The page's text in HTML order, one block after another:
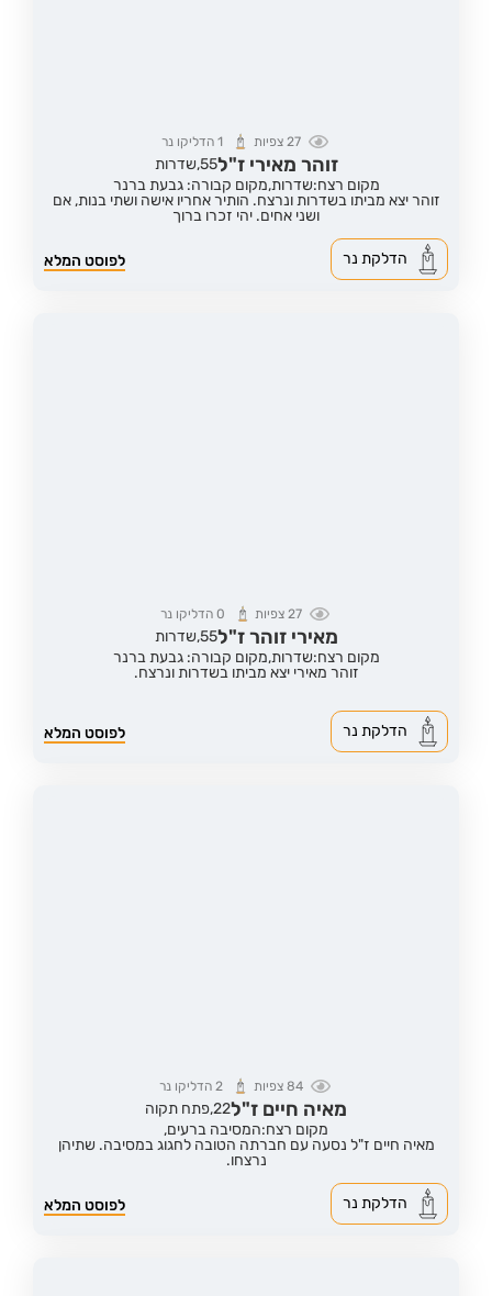
27 צפיות 1הדליקו נר
זוהר מאירי ז"ל55, שדרות
מקום רצח:שדרות,מקום קבורה: גבעת ברנר
זוהר יצא מביתו בשדרות ונרצח. הותיר אחריו אישה ושתי בנות, אם
ושני אחים. יהי זכרו ברוך
לפוסט המלא הדלקת נר
27צפיות 0 הדליקו נר
מאירי זוהר ז"ל55, שדרות
מקום רצח:שדרות,מקום קבורה: גבעת ברנר
זוהר מאירי יצא מביתו בשדרות ונרצח.
לפוסט המלא הדלקת נר
84 צפיות 2הדליקו נר
מאיה חיים ז"ל22,פתח תקוה
מקום רצח:המסיבה ברעים,
מאיה חיים ז"ל נסעה עם חברתה הטובה לחגוג במסיבה. שתיהן
נרצחו.
לפוסט המלא הדלקת נר